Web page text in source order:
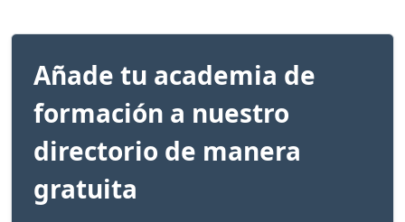
Añade tu academia de
formación a nuestro
directorio de manera
gratuita